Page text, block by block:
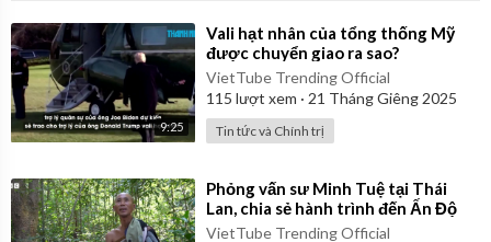
9:25
⁣Vali hạt nhân của tổng thống Mỹ
được chuyển giao ra sao?
VietTube Trending Official
115 lượt xem · 21 Tháng Giêng 2025
Tin tức và Chính trị
⁣Phỏng vấn sư Minh Tuệ tại Thái
Lan, chia sẻ hành trình đến Ấn Độ
VietTube Trending Official